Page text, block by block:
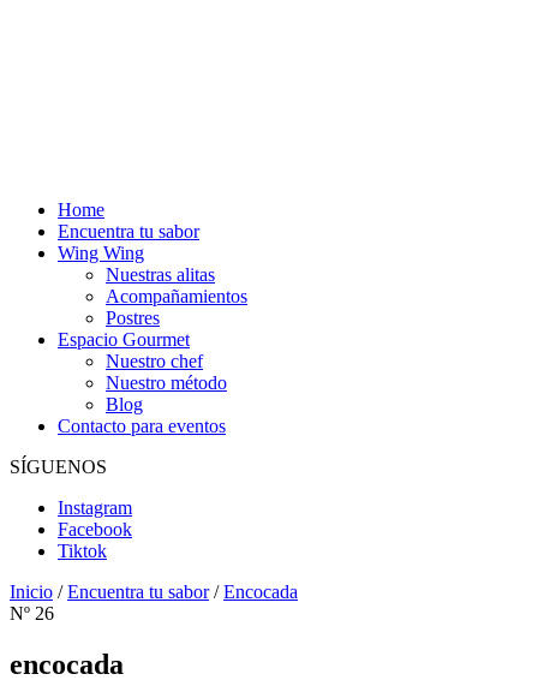
Home
Encuentra tu sabor
Wing Wing
Nuestras alitas
Acompañamientos
Postres
Espacio Gourmet
Nuestro chef
Nuestro método
Blog
Contacto para eventos
SÍGUENOS
Instagram
Facebook
Tiktok
Inicio /Encuentra tu sabor/Encocada
Nº 26
encocada